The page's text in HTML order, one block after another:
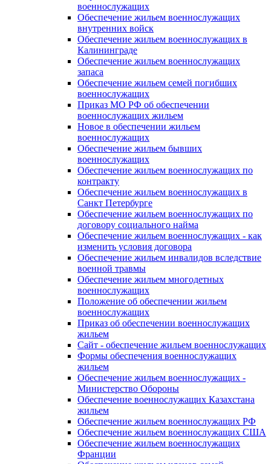
военнослужащих
Обеспечение жильем военнослужащих
внутренних войск
Обеспечение жильем военнослужащих в
Калининграде
Обеспечение жильем военнослужащих
запаса
Обеспечение жильем семей погибших
военнослужащих
Приказ МО РФ об обеспечении
военнослужащих жильем
Новое в обеспечении жильем
военнослужащих
Обеспечение жильем бывших
военнослужащих
Обеспечение жильем военнослужащих по
контракту
Обеспечение жильем военнослужащих в
Санкт Петербурге
Обеспечение жильем военнослужащих по
договору социального найма
Обеспечение жильем военнослужащих - как
изменить условия договора
Обеспечение жильем инвалидов вследствие
военной травмы
Обеспечение жильем многодетных
военнослужащих
Положение об обеспечении жильем
военнослужащих
Приказ об обеспечении военнослужащих
жильем
Сайт - обеспечение жильем военнослужащих
Формы обеспечения военнослужащих
жильем
Обеспечение жильем военнослужащих -
Министерство Обороны
Обеспечение военнослужащих Казахстана
жильем
Обеспечение жильем военнослужащих РФ
Обеспечение жильем военнослужащих США
Обеспечение жильем военнослужащих
Франции